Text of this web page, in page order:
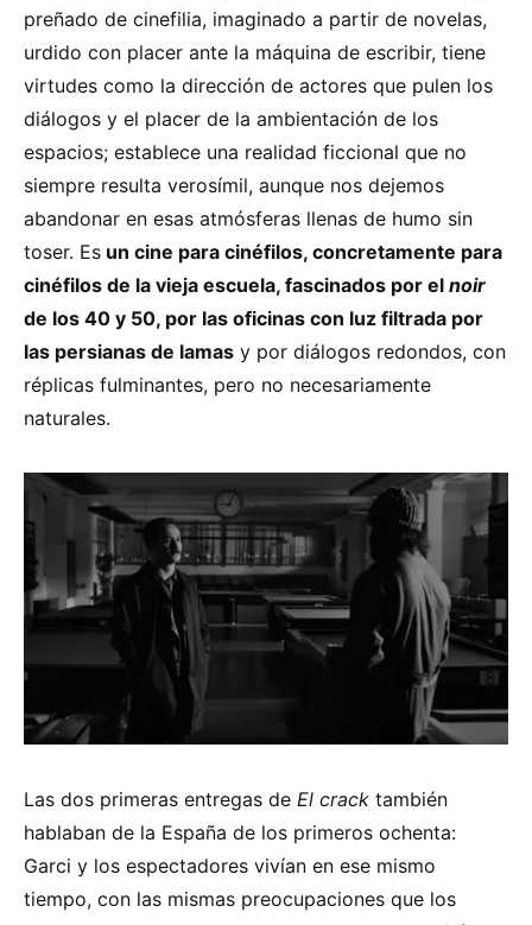
preñado de cinefilia, imaginado a partir de novelas,
urdido con placer ante la máquina de escribir, tiene
virtudes como la dirección de actores que pulen los
diálogos y el placer de la ambientación de los
espacios; establece una realidad ficcional que no
siempre resulta verosímil, aunque nos dejemos
abandonar en esas atmósferas llenas de humo sin
toser. Es un cine para cinéfilos, concretamente para
cinéfilos de la vieja escuela, fascinados por el noir
de los 40 y 50, por las oficinas con luz filtrada por
las persianas de lamas y por diálogos redondos, con
réplicas fulminantes, pero no necesariamente
naturales.
Las dos primeras entregas de El crack también
hablaban de la España de los primeros ochenta:
Garci y los espectadores vivían en ese mismo
tiempo, con las mismas preocupaciones que los